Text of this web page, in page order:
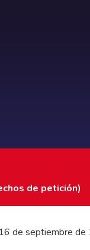
de petición)
de septiembre